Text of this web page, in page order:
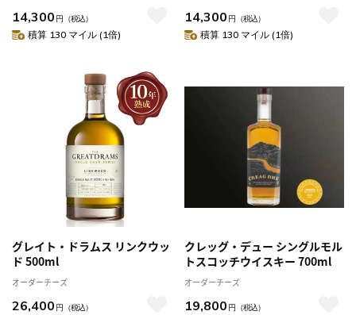
14,300 円 （税込）
積算 130 マイル (1倍)
14,300 円 （税込）
積算 130 マイル (1倍)
グレイト・ドラムス リンクウッ
ド 500ml
オーダーチーズ
26,400 円 （税込）
クレッグ・デュー シングルモル
トスコッチウイスキー 700ml
オーダーチーズ
19,800 円 （税込）